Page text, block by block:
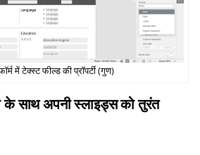
में टेक्स्ट फील्ड की प्रॉपर्टी(गुण)
केसाथअपनीस्लाइड्सकोतुरंत